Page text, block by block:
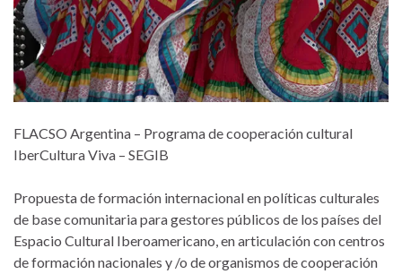
FLACSO Argentina – Programa de cooperación cultural
IberCultura Viva – SEGIB
Propuesta de formación internacional en políticas culturales
de base comunitaria para gestores públicos de los países del
Espacio Cultural Iberoamericano, en articulación con centros
de formación nacionales y /o de organismos de cooperación